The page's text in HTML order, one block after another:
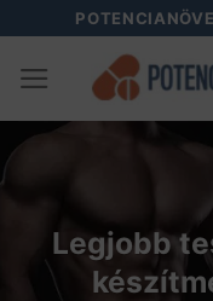
content
Legjobb